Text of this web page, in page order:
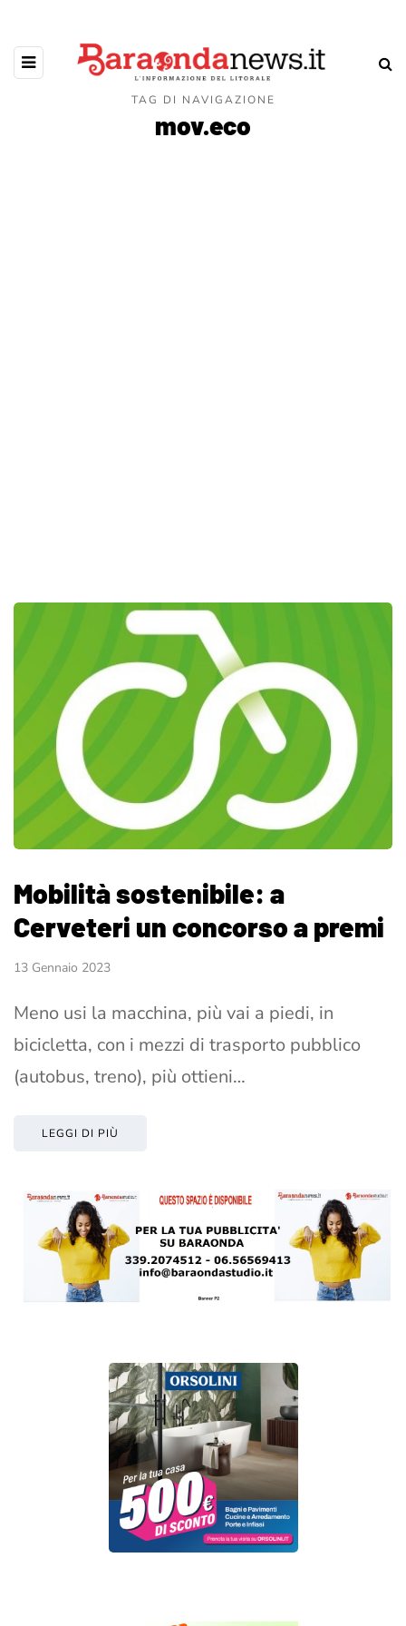
TAG DI NAVIGAZIONE
mov.eco
Mobilità sostenibile: a
Cerveteri un concorso a premi
13 Gennaio 2023
Meno usi la macchina, più vai a piedi, in
bicicletta, con i mezzi di trasporto pubblico
(autobus, treno), più ottieni…
LEGGI DI PIÙ